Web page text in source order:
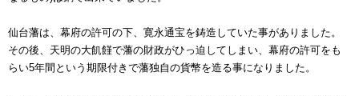
仙台藩は、幕府の許可の下、寛永通宝を鋳造していた事がありました。
その後、天明の大飢饉で藩の財政がひっ迫してしまい、幕府の許可をも
らい5年間という期限付きで藩独自の貨幣を造る事になりました。